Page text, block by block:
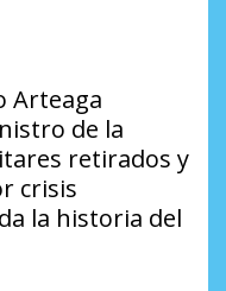
Arteaga
de la
retirados y
crisis
la historia del